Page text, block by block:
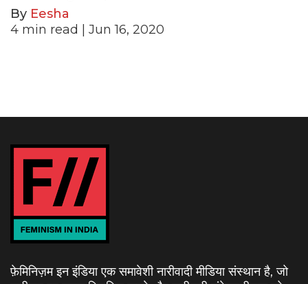
By Eesha
4 min read | Jun 16, 2020
फ़ेमिनिज़म इन इंडिया एक समावेशी नारीवादी मीडिया संस्थान है, जो